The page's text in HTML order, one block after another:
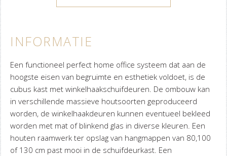
INFORMATIE
Een functioneel perfect home office systeem dat aan de
hoogste eisen van begruimte en esthetiek voldoet, is de
cubus kast met winkelhaakschuifdeuren. De ombouw kan
in verschillende massieve houtsoorten geproduceerd
worden, de winkelhaakdeuren kunnen eventueel bekleed
worden met mat of blinkend glas in diverse kleuren. Een
houten raamwerk ter opslag van hangmappen van 80,100
of 130 cm past mooi in de schuifdeurkast. Een